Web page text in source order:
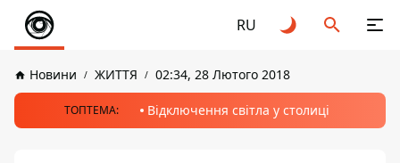
RU
Новини ЖИТТЯ 02:34, 28 Лютого 2018
ТОПТЕМА: Відключення світла у столиці